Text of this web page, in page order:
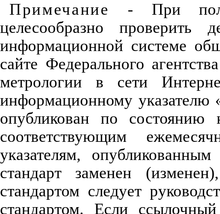
Примечание - При
целесообразно проверить
информационной системе
сайте Федерального
метрологии в сети
информационному указателю
опубликован по
соответствующим
указателям,
стандарт заменен
стандартом следует
стандартом. Если